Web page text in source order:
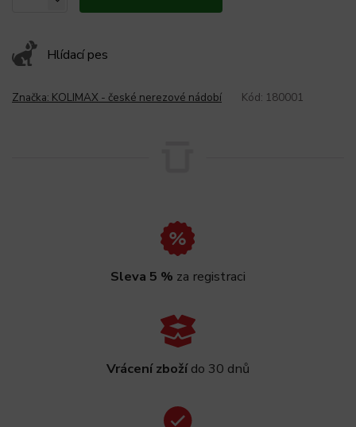
Hlídací pes
Značka: KOLIMAX - české nerezové nádobí Kód: 180001
Sleva 5 % za registraci
Vrácení zbožído 30 dnů